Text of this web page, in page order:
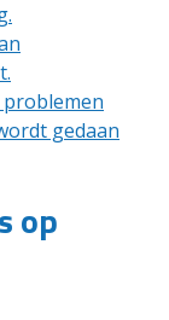
gedaan
op